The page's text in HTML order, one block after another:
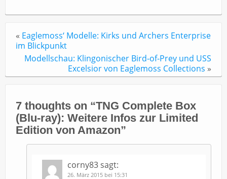
« Eaglemoss‘ Modelle: Kirks und Archers Enterprise
im Blickpunkt
Modellschau: Klingonischer Bird-of-Prey und USS
Excelsior von Eaglemoss Collections »
7 thoughts on “TNG Complete Box
(Blu-ray): Weitere Infos zur Limited
Edition von Amazon”
corny83 sagt:
26. März 2015 bei 15:31